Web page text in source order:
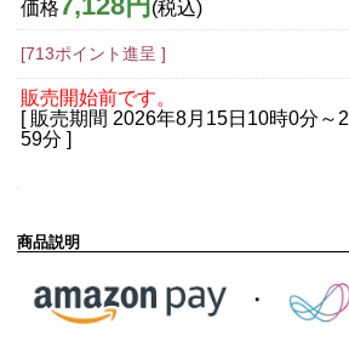
価格 (税込)
[713ポイント進呈 ]
販売開始前です。
[ 販売期間 2026年8月15日10時0分 ～
59分 ]
商品説明